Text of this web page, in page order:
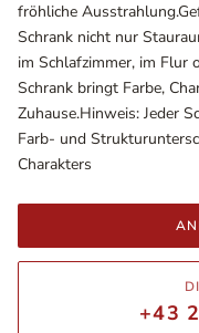
fröhliche
Schrank nicht nur
im Schlafzimmer, im Flur
Schrank bringt Farbe,
Zuhause.Hinweis: Jeder
Farb- und
Charakters
+43
Ausstellungsräume
Wiener Straße –
In WinStage
+43 2622 255 66 12